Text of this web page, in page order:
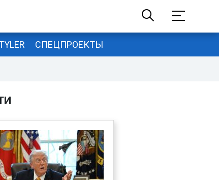
СПЕЦПРОЕКТЫ